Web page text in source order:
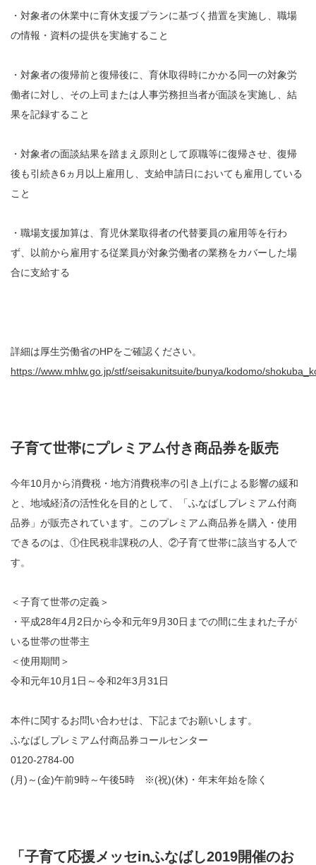
・対象者の休業中に育休支援プランに基づく措置を実施し、職場
の情報・資料の提供を実施すること
・対象者の復帰前と復帰後に、育休取得時にかかる同一の対象労
働者に対し、その上司または人事労務担当者が面談を実施し、結
果を記録すること
・対象者の面談結果を踏まえ原則として原職等に復帰させ、復帰
後も引続き6ヵ月以上雇用し、支給申請日においても雇用している
こと
・職場支援加算は、育児休業取得者の代替要員の雇用等を行わ
ず、以前から雇用する従業員が対象労働者の業務をカバーした場
合に支給する
詳細は厚生労働省のHPをご確認ください。
https://www.mhlw.go.jp/stf/seisakunitsuite/bunya/kodomo/
子育て世帯にプレミアム付き商品券を販売
今年10月から消費税・地方消費税率の引き上げによる影響の緩和
と、地域経済の活性化を目的として、「ふなばしプレミアム付商
品券」が販売されています。このプレミアム商品券を購入・使用
できるのは、①住民税非課税の人、②子育て世帯に該当する人で
す。
＜子育て世帯の定義＞
・平成28年4月2日から令和元年9月30日までの間に生まれた子が
いる世帯の世帯主
＜使用期間＞
令和元年10月1日～令和2年3月31日
本件に関するお問い合わせは、下記までお願いします。
ふなばしプレミアム付商品券コールセンター
0120-2784-00
(月)～(金)午前9時～午後5時 ※(祝)(休)・年末年始を除く
「子育て応援メッセinふなばし2019開催のお